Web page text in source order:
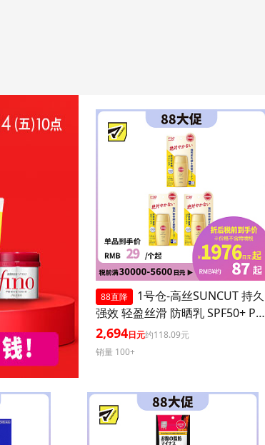
88直降
1号仓-高丝SUNCUT 持久
强效 轻盈丝滑 防晒乳 SPF50+ PA+
+++ 50ml 3个装 阻隔紫外线 持久
耐水 户外防晒 多重保护 清爽不粘
2,694日元约118.09元
销量 100+